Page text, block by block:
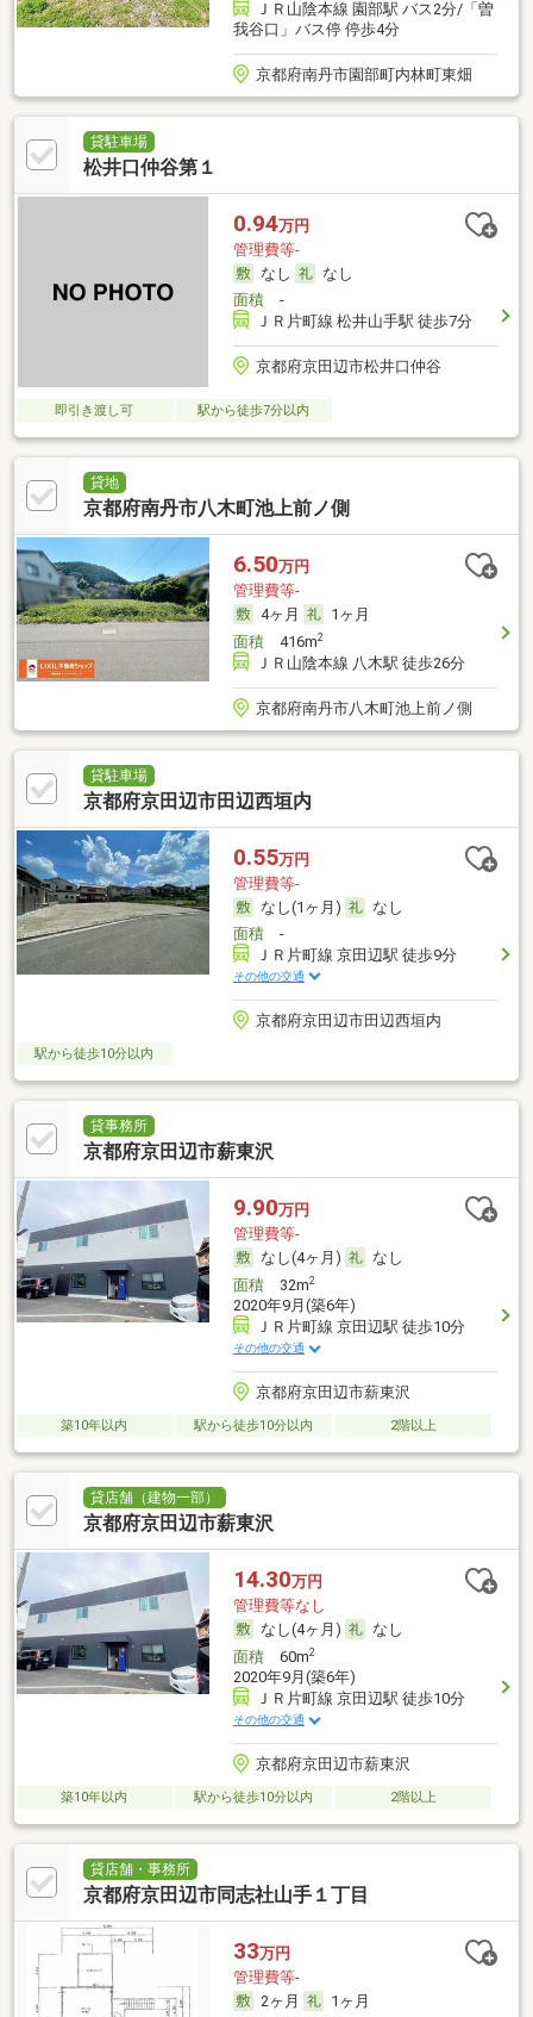
ＪＲ山陰本線 園部駅 バス2分/「曽
我谷口」バス停 停歩4分
京都府南丹市園部町内林町東畑
貸駐車場
松井口仲谷第１
0.94万円
管理費等-
なし
なし
面積-
ＪＲ片町線 松井山手駅 徒歩7分
京都府京田辺市松井口仲谷
即引き渡し可 駅から徒歩7分以内
貸地
京都府南丹市八木町池上前ノ側
6.50万円
管理費等-
4ヶ月
1ヶ月
面積416m2
ＪＲ山陰本線 八木駅 徒歩26分
京都府南丹市八木町池上前ノ側
貸駐車場
京都府京田辺市田辺西垣内
0.55万円
管理費等-
なし(1ヶ月)
なし
面積-
ＪＲ片町線 京田辺駅 徒歩9分
その他の交通
京都府京田辺市田辺西垣内
駅から徒歩10分以内
貸事務所
京都府京田辺市薪東沢
9.90万円
管理費等-
なし(4ヶ月)
なし
面積32m2
2020年9月(築6年)
ＪＲ片町線 京田辺駅 徒歩10分
その他の交通
京都府京田辺市薪東沢
築10年以内 駅から徒歩10分以内 2階以上
貸店舗（建物一部）
京都府京田辺市薪東沢
14.30万円
管理費等なし
なし(4ヶ月)
なし
面積60m2
2020年9月(築6年)
ＪＲ片町線 京田辺駅 徒歩10分
その他の交通
京都府京田辺市薪東沢
築10年以内 駅から徒歩10分以内 2階以上
貸店舗・事務所
京都府京田辺市同志社山手１丁目
33万円
管理費等-
2ヶ月
1ヶ月